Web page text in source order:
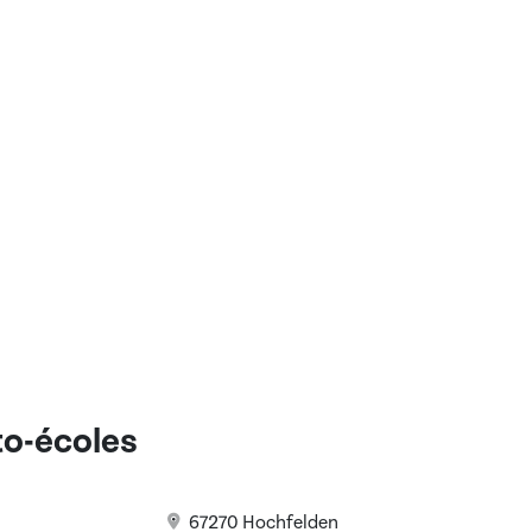
écoles
67270 Hochfelden